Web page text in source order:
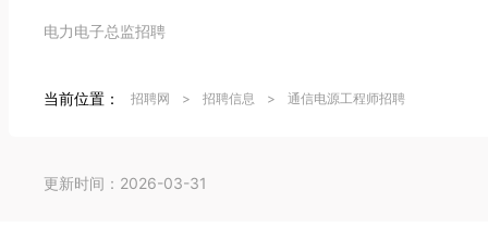
电力电子总监招聘
当前位置： 招聘网 > 招聘信息 > 通信电源工程师招聘
更新时间：2026-03-31